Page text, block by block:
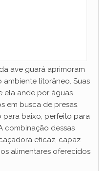
ave guará aprimoram
litorâneo. Suas
ela ande por águas
em busca de presas.
baixo, perfeito para
combinação dessas
eficaz, capaz
alimentares oferecidos